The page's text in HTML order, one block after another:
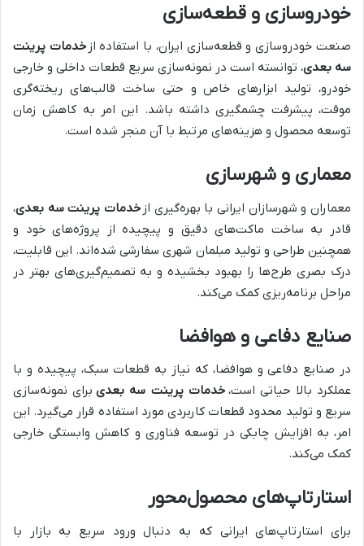
خودروسازی و قطعه‌سازی
صنعت خودروسازی و قطعه‌سازی ایران، با استفاده از خدمات پرینت
سه بعدی، توانسته است در نمونه‌سازی سریع قطعات داخلی و خارجی
خودرو، تولید ابزارهای خاص و حتی ساخت قالب‌های ریخته‌گری
موقت، پیشرفت چشمگیری داشته باشد. این امر به کاهش زمان
توسعه محصول و هزینه‌های مرتبط با آن منجر شده است.
معماری و شهرسازی
معماران و شهرسازان ایرانی با بهره‌گیری از خدمات پرینت سه بعدی،
قادر به ساخت ماکت‌های دقیق و پیچیده از پروژه‌های خود و
همچنین طراحی و تولید مبلمان شهری سفارشی شده‌اند. این قابلیت،
درک بصری طرح‌ها را بهبود بخشیده و به تصمیم‌گیری‌های بهتر در
مراحل برنامه‌ریزی کمک می‌کند.
صنایع دفاعی و هوافضا
در صنایع دفاعی و هوافضا، که نیاز به قطعات سبک، پیچیده و با
عملکرد بالا حیاتی است، خدمات پرینت سه بعدی برای نمونه‌سازی
سریع و تولید محدود قطعات کاربردی مورد استفاده قرار می‌گیرد. این
امر، به افزایش چابکی در توسعه فناوری و کاهش وابستگی خارجی
کمک می‌کند.
استارتاپ‌های محصول‌محور
برای استارتاپ‌های ایرانی که به دنبال ورود سریع به بازار با